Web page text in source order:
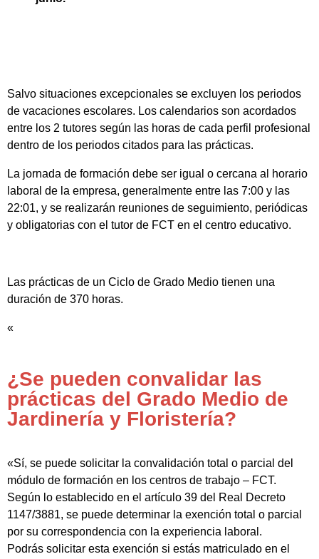
Salvo situaciones excepcionales se excluyen los periodos
de vacaciones escolares. Los calendarios son acordados
entre los 2 tutores según las horas de cada perfil profesional
dentro de los periodos citados para las prácticas.
La jornada de formación debe ser igual o cercana al horario
laboral de la empresa, generalmente entre las 7:00 y las
22:01, y se realizarán reuniones de seguimiento, periódicas
y obligatorias con el tutor de FCT en el centro educativo.
Las prácticas de un Ciclo de Grado Medio tienen una
duración de 370 horas.
«
¿Se pueden convalidar las
prácticas del Grado Medio de
Jardinería y Floristería?
«Sí, se puede solicitar la convalidación total o parcial del
módulo de formación en los centros de trabajo – FCT.
Según lo establecido en el artículo 39 del Real Decreto
1147/3881, se puede determinar la exención total o parcial
por su correspondencia con la experiencia laboral.
Podrás solicitar esta exención si estás matriculado en el